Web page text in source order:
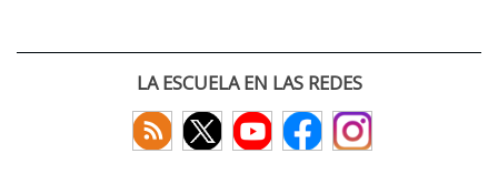
LA ESCUELA EN LAS REDES